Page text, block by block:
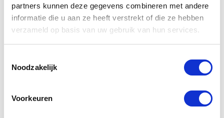
partners kunnen deze gegevens combineren met andere
informatie die u aan ze heeft verstrekt of die ze hebben
verzameld op basis van uw gebruik van hun services.
Noodzakelijk
Voorkeuren
ervaring en een diepe kennis van paardenvoeding
en -welzijn, ontwikkelt De Paardendrogist
supplementen die nauwkeurig zijn afgestemd op de
vachtverzorging, elk product is samengesteld met
zorgvuldig geselecteerde ingrediënten om
Hoe zorgt De Paardendrogist voor de